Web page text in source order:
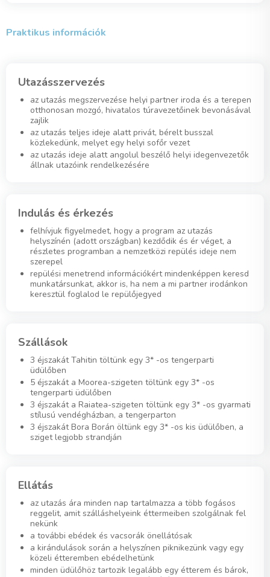
Praktikus információk
Utazásszervezés
az utazás megszervezése helyi partner iroda és a terepen
otthonosan mozgó, hivatalos túravezetőinek bevonásával
zajlik
az utazás teljes ideje alatt privát, bérelt busszal
közlekedünk, melyet egy helyi sofőr vezet
az utazás ideje alatt angolul beszélő helyi idegenvezetők
állnak utazóink rendelkezésére
Indulás és érkezés
felhívjuk figyelmedet, hogy a program az utazás
helyszínén (adott országban) kezdődik és ér véget, a
részletes programban a nemzetközi repülés ideje nem
szerepel
repülési menetrend információkért mindenképpen keresd
munkatársunkat, akkor is, ha nem a mi partner irodánkon
keresztül foglalod le repülőjegyed
Szállások
3 éjszakát Tahitin töltünk egy 3* -os tengerparti
üdülőben
5 éjszakát a Moorea-szigeten töltünk egy 3* -os
tengerparti üdülőben
3 éjszakát a Raiatea-szigeten töltünk egy 3* -os gyarmati
stílusú vendégházban, a tengerparton
3 éjszakát Bora Borán öltünk egy 3* -os kis üdülőben, a
sziget legjobb strandján
Ellátás
az utazás ára minden nap tartalmazza a több fogásos
reggelit, amit szálláshelyeink éttermeiben szolgálnak fel
nekünk
a további ebédek és vacsorák önellátósak
a kirándulások során a helyszínen piknikezünk vagy egy
közeli étteremben ebédelhetünk
minden üdülőhöz tartozik legalább egy étterem és bárok,